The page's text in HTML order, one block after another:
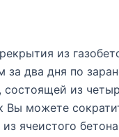
из
за два дня по
состоящей из
Вы можете
ячеистого